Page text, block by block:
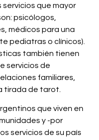
que mayor
psicólogos,
médicos para una
pediatras o clínicos).
también tienen
servicios de
familiares,
tirada de tarot.
que viven en
y -por
servicios de su país